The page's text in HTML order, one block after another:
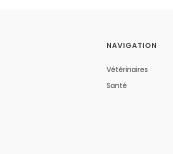
NAVIGATION
Vétérinaires
Santé